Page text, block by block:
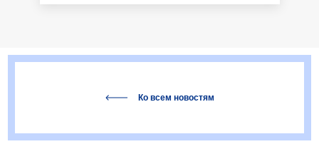
Ко всем новостям